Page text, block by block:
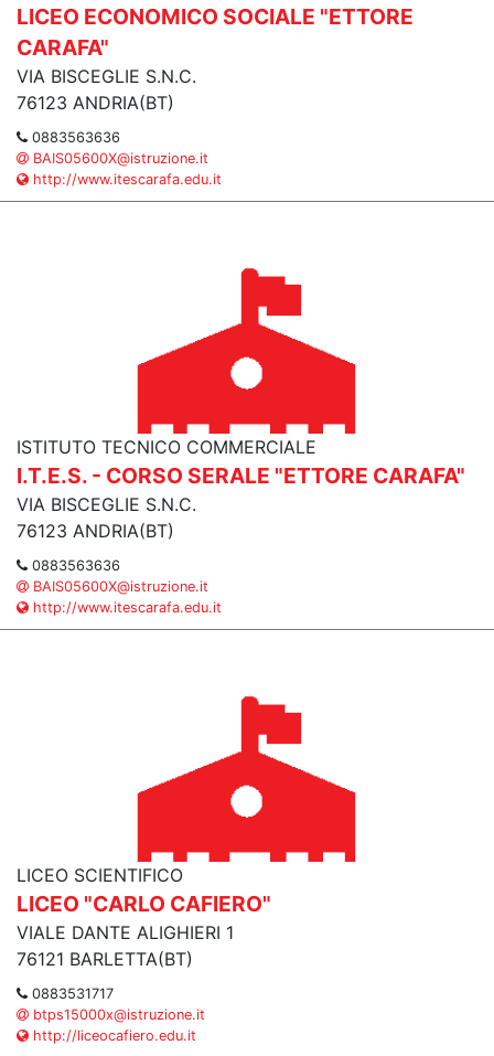
LICEO ECONOMICO SOCIALE "ETTORE
CARAFA"
VIA BISCEGLIE S.N.C.
76123 ANDRIA(BT)
0883563636
BAIS05600X@istruzione.it
http://www.itescarafa.edu.it
ISTITUTO TECNICO COMMERCIALE
I.T.E.S. - CORSO SERALE "ETTORE CARAFA"
VIA BISCEGLIE S.N.C.
76123 ANDRIA(BT)
0883563636
BAIS05600X@istruzione.it
http://www.itescarafa.edu.it
LICEO SCIENTIFICO
LICEO "CARLO CAFIERO"
VIALE DANTE ALIGHIERI 1
76121 BARLETTA(BT)
0883531717
btps15000x@istruzione.it
http://liceocafiero.edu.it